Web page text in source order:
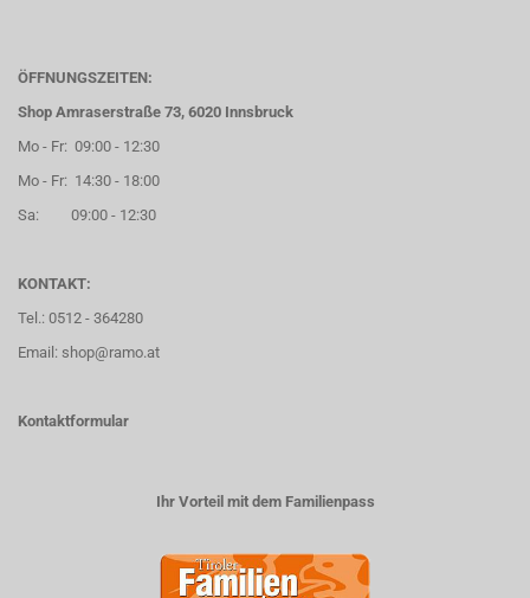
ÖFFNUNGSZEITEN:
Shop Amraserstraße 73, 6020 Innsbruck
Mo - Fr: 09:00 - 12:30
Mo - Fr: 14:30 - 18:00
Sa: 09:00 - 12:30
KONTAKT:
Tel.: 0512 - 364280
Email: shop@ramo.at
Kontaktformular
Ihr Vorteil mit dem Familienpass